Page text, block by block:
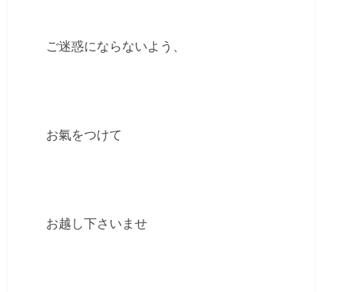
ご迷惑にならないよう、
お氣をつけて
お越し下さいませ